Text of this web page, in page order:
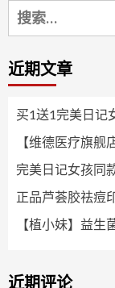
搜
索：
近期文章
买1送1完美日记
【维德医疗旗舰
完美日记女孩同
正品芦荟胶祛痘
【植小妹】益生
近期评论